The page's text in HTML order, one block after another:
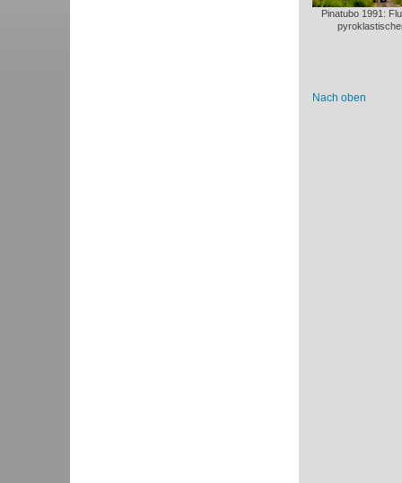
Pinatubo 1991:
Nach oben